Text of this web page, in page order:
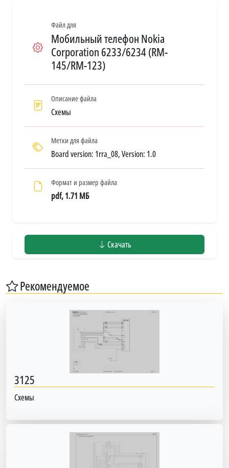
Файл для
Мобильный телефон Nokia
Corporation 6233/6234 (RM-
145/RM-123)
Описание файла
Схемы
Метки для файла
Board version: 1rra_08, Version: 1.0
Формат и размер файла
pdf, 1.71 МБ
Скачать
Рекомендуемое
3125
Схемы